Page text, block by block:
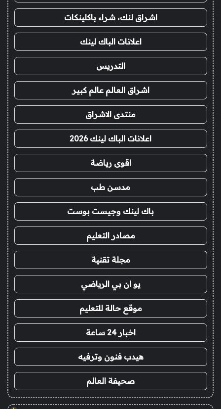
اشراق لنك، شراء باكلينكات
اعلانات الباك لينك
التدريس
اشراق العالم عالم كبير
منتدى الاشراق
اعلانات الباك لينك 2026
اقوى رياضة
مدسن طب
باك لينك وجيست بوست
مصادر التعليم
مجلة تقنية
يو ان بي الرياضي
موقع حالة للتعليم
اخبار 24 ساعة
هيدب فنون وترفيه
صحيفة العالم